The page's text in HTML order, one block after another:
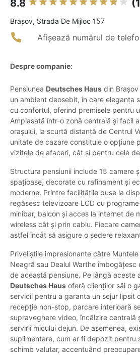
8.8
Braşov, Strada De Mijloc 157
Afișează numărul de
Despre companie:
Pensiunea Deutsches Haus din
un ambient deosebit, în care eleganța
cu confortul, oferind premisele pentru
Amplasată într-o zonă centrală și facil
orașului, la scurtă distanță de Centrul
unitate de cazare constituie o opțiune
vizitele de afaceri, cât și pentru cele
Structura pensiunii include 15 camere
spațioase, decorate cu rafinament și
moderne. Printre facilitățile puse la
regăsesc televizoare LCD cu
minibar, balcon și acces la internet de
wireless cât și prin cablu. Fiecare
astfel încât să asigure o ședere
Priveliștile impresionante către
Neagră sau Dealul Warthe
de această pensiune. Pe lângă aceste
Deutsches Haus oferă clienților săi o
servicii pentru a garanta un sejur lipsit
recepție non-stop, parcare interioară
supraveghere video, încălzire centrală
servirii micului dejun. De asemenea,
suplimentare, cum ar fi depozit pentru
schimb valutar, accentuând